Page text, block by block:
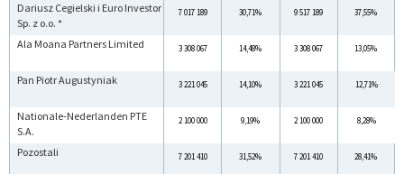
Dariusz Cegielski i Euro Investor
Sp. z o.o. *
Ala Moana Partners Limited
Pan Piotr Augustyniak
Nationale-Nederlanden PTE
S.A.
Pozostali
7 017 189 30,71% 9 517 189 37,55%
3 308 067 14,48% 3 308 067 13,05%
3 221 045 14,10% 3 221 045 12,71%
2 100 000 9,19% 2 100 000 8,28%
7 201 410 31,52% 7 201 410 28,41%